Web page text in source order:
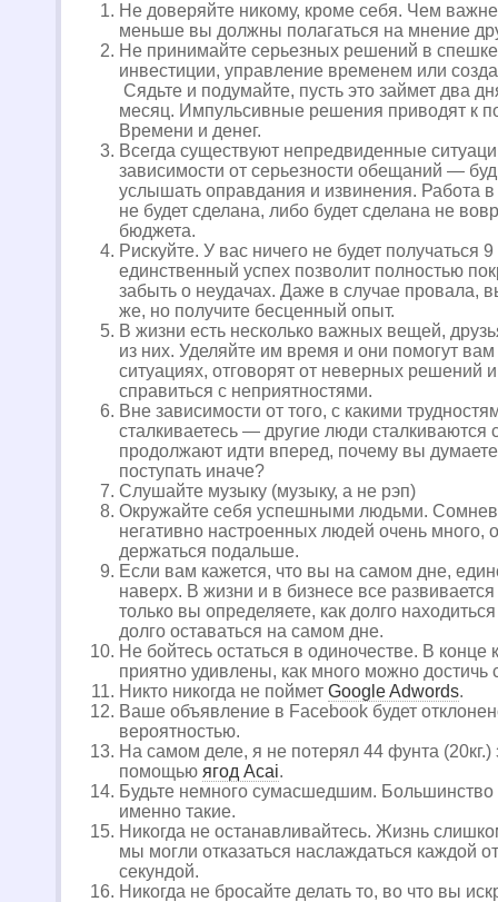
Не доверяйте никому, кроме себя. Чем
меньше вы должны полагаться на мнение
Не принимайте серьезных решений в
инвестиции, управление временем или
Сядьте и подумайте, пусть это займет два
месяц. Импульсивные решения приводят к
Времени и денег.
Всегда существуют непредвиденные
зависимости от серьезности обещаний —
услышать оправдания и извинения. Работа
не будет сделана, либо будет сделана не
бюджета.
Рискуйте. У вас ничего не будет получаться
единственный успех позволит полностью
забыть о неудачах. Даже в случае провала,
же, но получите бесценный опыт.
В жизни есть несколько важных вещей,
из них. Уделяйте им время и они помогут
ситуациях, отговорят от неверных решений
справиться с неприятностями.
Вне зависимости от того, с какими
сталкиваетесь — другие люди
продолжают идти вперед, почему вы
поступать иначе?
Слушайте музыку (музыку, а не рэп)
Окружайте себя успешными людьми.
негативно настроенных людей очень много,
держаться подальше.
Если вам кажется, что вы на самом дне,
наверх. В жизни и в бизнесе все
только вы определяете, как долго
долго оставаться на самом дне.
Не бойтесь остаться в одиночестве. В конце
приятно удивлены, как много можно достичь
Никто никогда не поймет Google Adwords.
Ваше объявление в Facebook будет
вероятностью.
На самом деле, я не потерял 44 фунта (20кг.)
помощью ягод Acai.
Будьте немного сумасшедшим.
именно такие.
Никогда не останавливайтесь. Жизнь
мы могли отказаться наслаждаться каждой
секундой.
Никогда не бросайте делать то, во что вы